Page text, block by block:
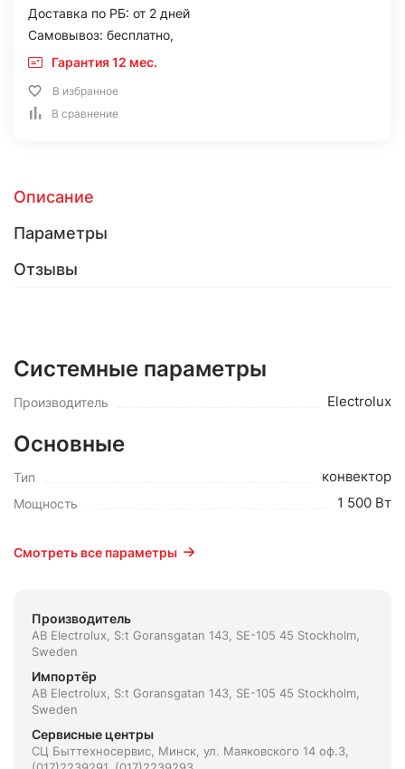
Доставка по РБ: от 2 дней
Самовывоз: бесплатно,
Гарантия 12 мес.
В избранное
В сравнение
Описание
Параметры
Отзывы
Системные параметры
Производитель Electrolux
Основные
Тип конвектор
Мощность 1 500 Вт
Смотреть все параметры
Производитель
AB Electrolux, S:t Goransgatan 143, SE-105 45 Stockholm,
Sweden
Импортёр
AB Electrolux, S:t Goransgatan 143, SE-105 45 Stockholm,
Sweden
Сервисные центры
СЦ Быттехносервис, Минск, ул. Маяковского 14 оф.3,